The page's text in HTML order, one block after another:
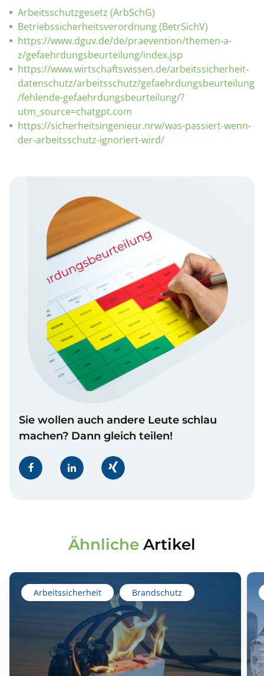
Arbeitsschutzgesetz (ArbSchG)
Betriebssicherheitsverordnung (BetrSichV)
https://www.dguv.de/de/praevention/themen-a-
z/gefaehrdungsbeurteilung/index.jsp
https://www.wirtschaftswissen.de/arbeitssicherheit-
datenschutz/arbeitsschutz/gefaehrdungsbeurteilung
/fehlende-gefaehrdungsbeurteilung/?
utm_source=chatgpt.com
https://sicherheitsingenieur.nrw/was-passiert-wenn-
der-arbeitsschutz-ignoriert-wird/
Sie wollen auch andere Leute schlau
machen? Dann gleich teilen!
Ähnliche Artikel
Arbeitssicherheit Brandschutz